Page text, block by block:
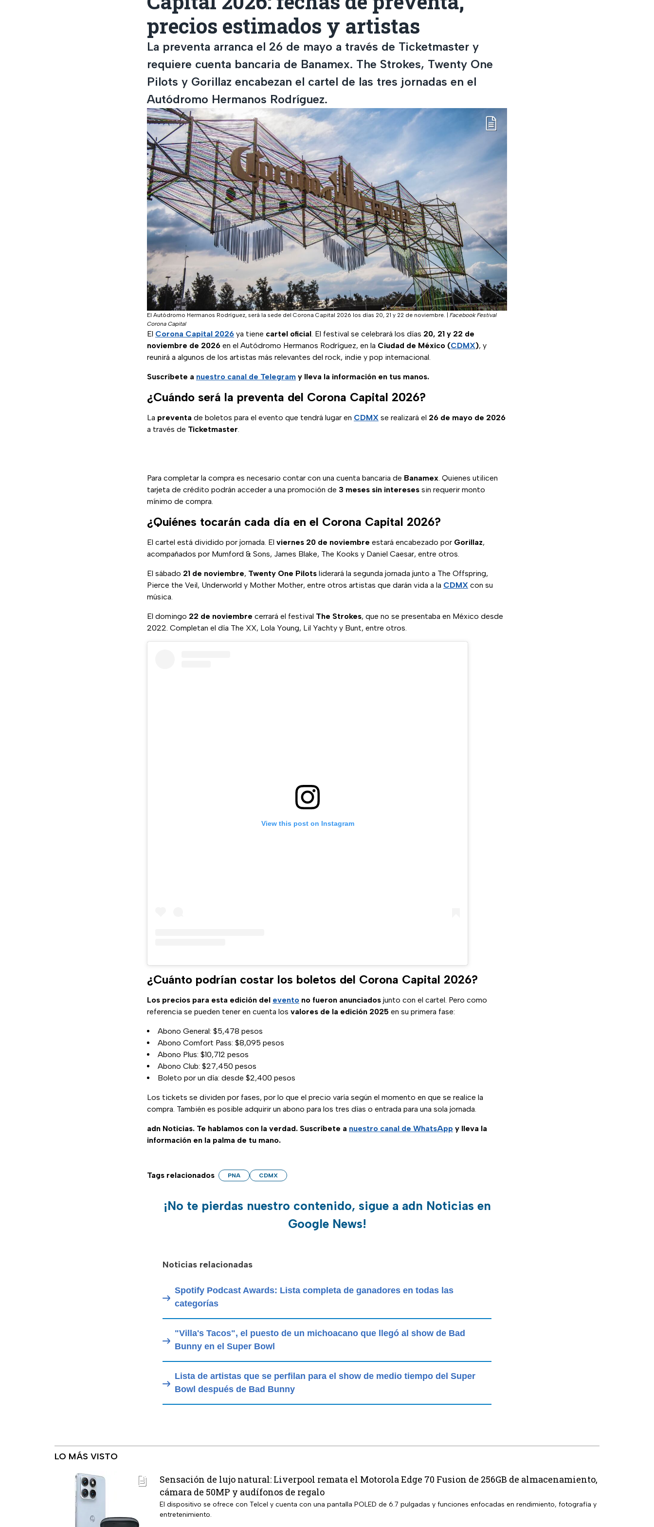
precios estimados y artistas
La preventa arranca el 26 de mayo a través de Ticketmaster y
requiere cuenta bancaria de Banamex. The Strokes, Twenty One
Pilots y Gorillaz encabezan el cartel de las tres jornadas en el
Autódromo Hermanos Rodríguez.
El Autódromo Hermanos Rodríguez, será la sede del Corona Capital 2026 los días 20, 21 y 22 de noviembre.
Facebook Festival
Corona Capital
El Corona Capital 2026 ya tiene cartel oficial. El festival se celebrará los días 20, 21 y 22 de
noviembre de 2026 en el Autódromo Hermanos Rodríguez, en la Ciudad de México (CDMX), y
reunirá a algunos de los artistas más relevantes del rock, indie y pop internacional.
Suscríbete a nuestro canal de Telegram y lleva la información en tus manos.
¿Cuándo será la preventa del Corona Capital 2026?
La preventa de boletos para el evento que tendrá lugar en CDMX se realizará el 26 de mayo de 2026
a través de Ticketmaster.
Para completar la compra es necesario contar con una cuenta bancaria de Banamex. Quienes utilicen
tarjeta de crédito podrán acceder a una promoción de 3 meses sin intereses sin requerir monto
mínimo de compra.
¿Quiénes tocarán cada día en el Corona Capital 2026?
El cartel está dividido por jornada. El viernes 20 de noviembre estará encabezado por Gorillaz,
acompañados por Mumford & Sons, James Blake, The Kooks y Daniel Caesar, entre otros.
El sábado 21 de noviembre, Twenty One Pilots liderará la segunda jornada junto a The Offspring,
Pierce the Veil, Underworld y Mother Mother, entre otros artistas que darán vida a la CDMX con su
música.
El domingo 22 de noviembre cerrará el festival The Strokes, que no se presentaba en México desde
2022. Completan el día The XX, Lola Young, Lil Yachty y Bunt, entre otros.
View this post on Instagram
¿Cuánto podrían costar los boletos del Corona Capital 2026?
Los precios para esta edición del evento no fueron anunciados junto con el cartel. Pero como
referencia se pueden tener en cuenta los valores de la edición 2025 en su primera fase:
Abono General: $5,478 pesos
Abono Comfort Pass: $8,095 pesos
Abono Plus: $10,712 pesos
Abono Club: $27,450 pesos
Boleto por un día: desde $2,400 pesos
Los tickets se dividen por fases, por lo que el precio varía según el momento en que se realice la
compra. También es posible adquirir un abono para los tres días o entrada para una sola jornada.
adn Noticias. Te hablamos con la verdad. Suscríbete a nuestro canal de WhatsApp y lleva la
información en la palma de tu mano.
Tags relacionados PNA CDMX
¡No te pierdas nuestro contenido, sigue a adn Noticias en
Google News!
Noticias relacionadas
Spotify Podcast Awards: Lista completa de ganadores en todas las
categorías
"Villa's Tacos", el puesto de un michoacano que llegó al show de Bad
Bunny en el Super Bowl
Lista de artistas que se perfilan para el show de medio tiempo del Super
Bowl después de Bad Bunny
LO MÁS VISTO
Sensación de lujo natural: Liverpool remata el Motorola Edge 70 Fusion de 256GB de almacenamiento,
cámara de 50MP y audífonos de regalo
El dispositivo se ofrece con Telcel y cuenta con una pantalla POLED de 6.7 pulgadas y funciones enfocadas en rendimiento, fotografía y
entretenimiento.